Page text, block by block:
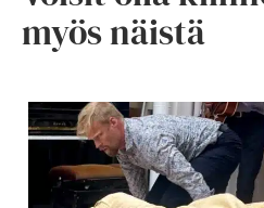
myös näistä